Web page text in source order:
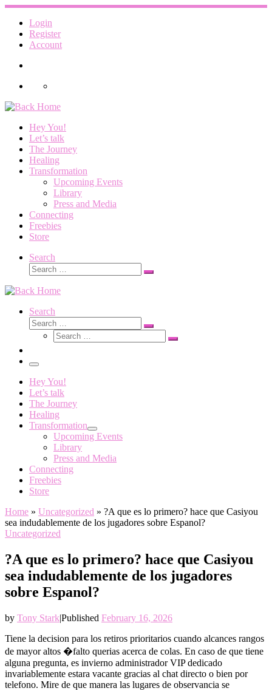
Skip
content
Login
Register
Account
Hey You!
Let’s talk
The Journey
Healing
Transformation
Upcoming Events
Library
Press and Media
Connecting
Freebies
Store
Search
Search
Search
Search
Search
Search
Search
Search
Menu
Hey You!
Let’s talk
The Journey
Healing
Transformation
Upcoming Events
Library
Press and Media
Connecting
Freebies
Store
Home » Uncategorized » ?A que es lo primero? hace que Casiyou
sea indudablemente de los jugadores sobre Espanol?
Uncategorized
?A que es lo primero? hace que Casiyou
sea indudablemente de los jugadores
sobre Espanol?
by Tony Stark|Published February 16, 2026
Tiene la decision para los retiros prioritarios cuando alcances rangos
de mayor altos �falto querias acerca de colas. En caso de que tiene
alguna pregunta, es invierno administrador VIP dedicado
invariablemente estara vacante gracias al chat directo o bien por
telefono. Mire de que manera las lugares de observancia se